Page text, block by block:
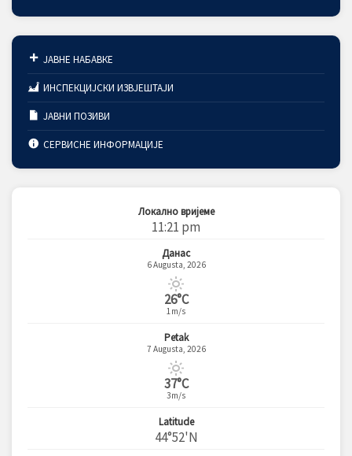
ЈАВНЕ НАБАВКЕ
ИНСПЕКЦИЈСКИ ИЗВЈЕШТАЈИ
ЈАВНИ ПОЗИВИ
СЕРВИСНЕ ИНФОРМАЦИЈЕ
Локално вријеме
11:21 pm
Данас
6 Augusta, 2026
26°C
1m/s
Petak
7 Augusta, 2026
37°C
3m/s
Latitude
44°52'N